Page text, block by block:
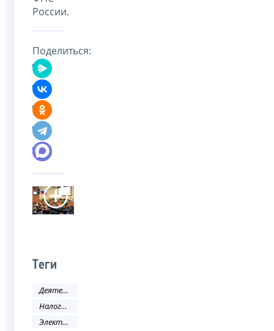
России.
Поделиться:
Теги
Деятельность ФНС
Налоговое законодательство
Электронные услуги